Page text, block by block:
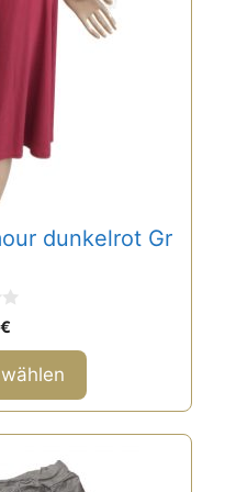
dunkelrot Gr
€